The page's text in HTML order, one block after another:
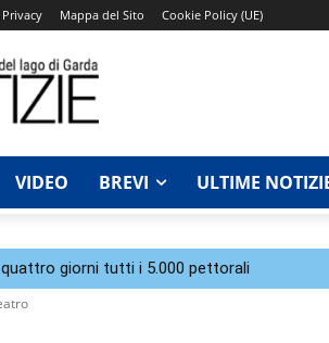
Mappa del Sito Cookie Policy (UE)
VIDEO BREVI ULTIME
giorni tutti i 5.000 pettorali